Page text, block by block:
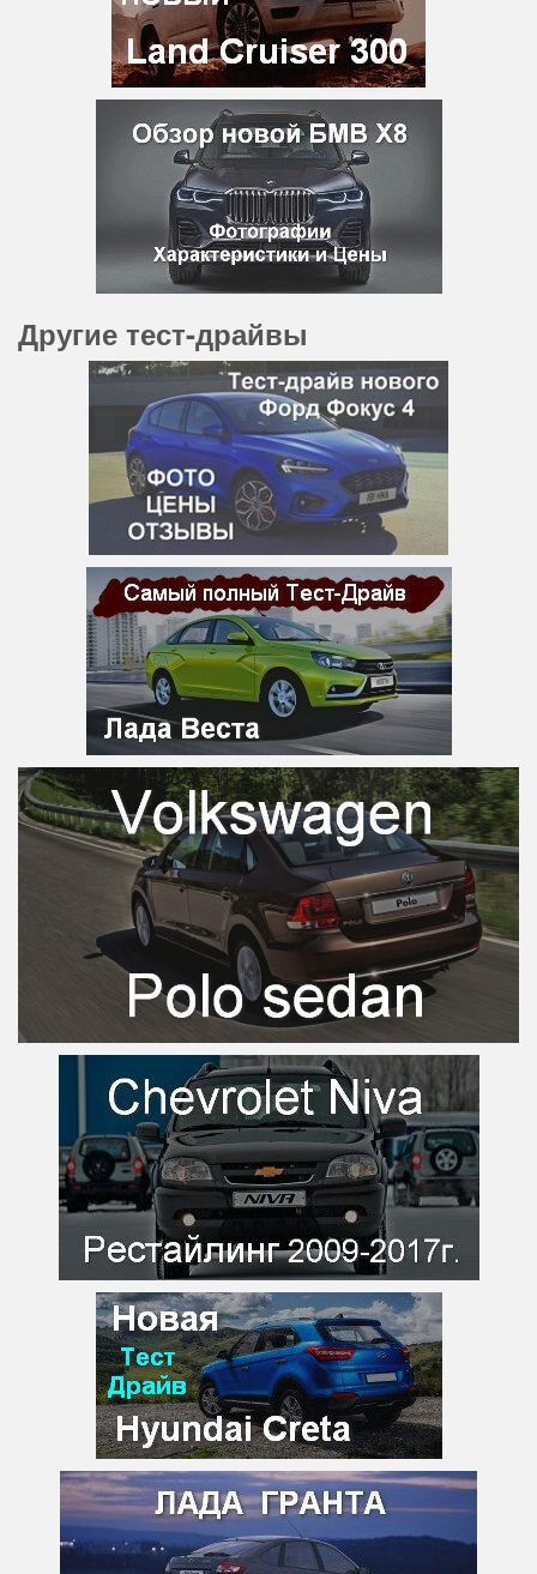
Другие тест-драйвы